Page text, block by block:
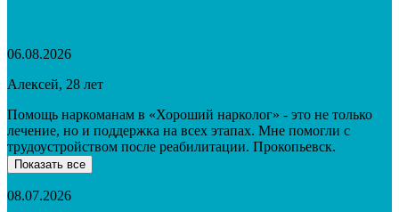
06.08.2026
Алексей, 28 лет
Помощь наркоманам в «Хороший нарколог» - это не только
лечение, но и поддержка на всех этапах. Мне помогли с
трудоустройством после реабилитации. Прокопьевск.
Показать все
08.07.2026